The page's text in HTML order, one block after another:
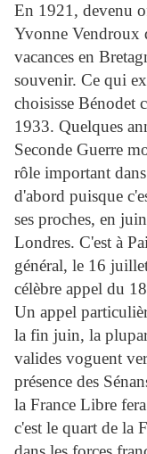
En 1921, devenu
Yvonne Vendroux
vacances en
souvenir. Ce qui
choisisse Bénodet
1933. Quelques
Seconde Guerre
rôle important
d'abord puisque
ses proches, en
Londres. C'est à
général, le 16
célèbre appel du
Un appel
la fin juin, la
valides voguent
présence des
la France Libre
c'est le quart de la